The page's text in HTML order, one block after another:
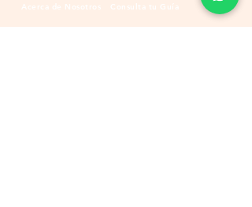
Acerca de Nosotros Consulta tu Guía